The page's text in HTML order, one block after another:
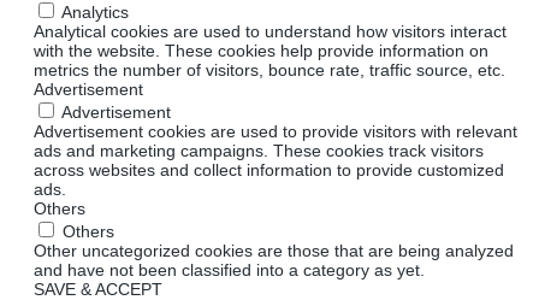
Analytics
Analytical cookies are used to understand how visitors interact
with the website. These cookies help provide information on
metrics the number of visitors, bounce rate, traffic source, etc.
Advertisement
Advertisement
Advertisement cookies are used to provide visitors with relevant
ads and marketing campaigns. These cookies track visitors
across websites and collect information to provide customized
ads.
Others
Others
Other uncategorized cookies are those that are being analyzed
and have not been classified into a category as yet.
SAVE & ACCEPT